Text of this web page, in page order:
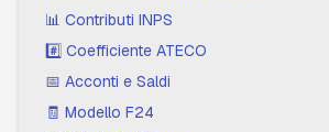
📊 Contributi INPS
#️⃣ Coefficiente ATECO
📅 Acconti e Saldi
🧾 Modello F24